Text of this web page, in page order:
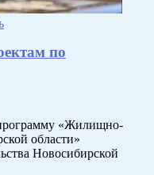
по
«Жилищно-
области»
Новосибирской